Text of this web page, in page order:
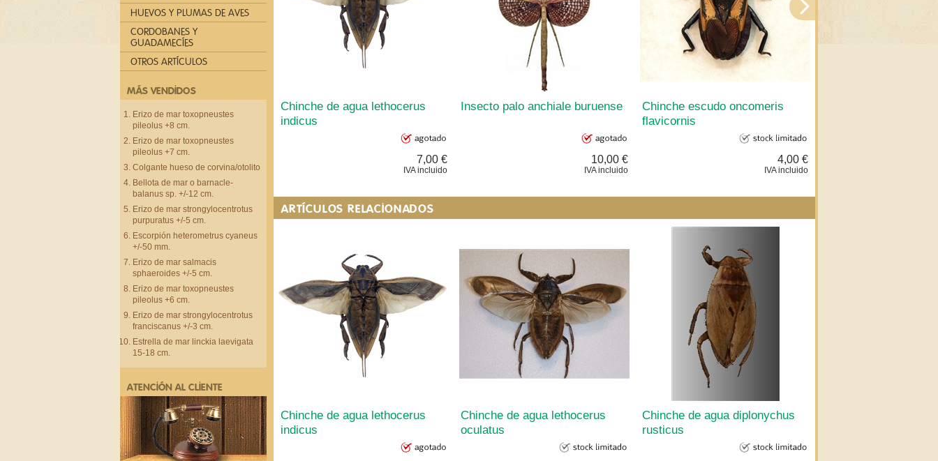
Chinche de agua lethocerus
indicus
7,00 €
IVA incluido
Insecto palo anchiale buruense
10,00 €
IVA incluido
Chinche escudo oncomeris
flavicornis
4,00 €
IVA incluido
ARTÍCULOS RELACIONADOS
Chinche de agua lethocerus
indicus
Chinche de agua lethocerus
oculatus
Chinche de agua diplonychus
rusticus
HUEVOS Y PLUMAS DE AVES
CORDOBANES Y
GUADAMECÍES
OTROS ARTÍCULOS
MÁS VENDIDOS
Erizo de mar toxopneustes
pileolus +8 cm.
Erizo de mar toxopneustes
pileolus +7 cm.
Colgante hueso de corvina/otolito
Bellota de mar o barnacle-
balanus sp. +/-12 cm.
Erizo de mar strongylocentrotus
purpuratus +/-5 cm.
Escorpión heterometrus cyaneus
+/-50 mm.
Erizo de mar salmacis
sphaeroides +/-5 cm.
Erizo de mar toxopneustes
pileolus +6 cm.
Erizo de mar strongylocentrotus
franciscanus +/-3 cm.
Estrella de mar linckia laevigata
15-18 cm.
ATENCIÓN AL CLIENTE